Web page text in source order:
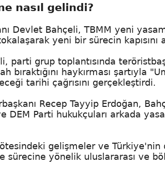
nasıl gelindi?
Devlet Bahçeli, TBMM yeni
yeni bir sürecin kapısını
parti grup toplantısında
haykırması şartıyla
tarihi çağrısını gerçekleştirdi.
Recep Tayyip Erdoğan,
DEM Parti hukukçuları arkada
ötesindeki gelişmeler ve
sürecine yönelik uluslararası ve